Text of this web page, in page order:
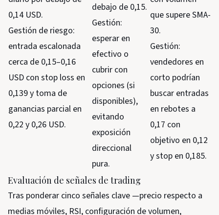
0,14 USD.
Gestión de riesgo:
entrada escalonada
cerca de 0,15–0,16
USD con stop loss en
0,139 y toma de
ganancias parcial en
0,22 y 0,26 USD.
debajo de 0,15.
Gestión:
esperar en
efectivo o
cubrir con
opciones (si
disponibles),
evitando
exposición
direccional
pura.
que supere SMA-
30.
Gestión:
vendedores en
corto podrían
buscar entradas
en rebotes a
0,17 con
objetivo en 0,12
y stop en 0,185.
Evaluación de señales de trading
Tras ponderar cinco señales clave —precio respecto a
medias móviles, RSI, configuración de volumen,